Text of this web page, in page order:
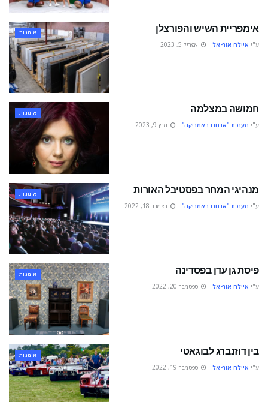
אומנות אימפריית השיש והפורצלן
ע"י איילה אור-אל אפריל 5, 2023
אומנות חמושה במצלמה
ע"י מערכת "אנחנו באמריקה" מרץ 9, 2023
אומנות מנהיגי המחר בפסטיבל האורות
ע"י מערכת "אנחנו באמריקה" דצמבר 18, 2022
אומנות פיסת גן עדן בפסדינה
ע"י איילה אור-אל ספטמבר 20, 2022
אומנות בין דוזנברג לבוגאטי
ע"י איילה אור-אל ספטמבר 19, 2022